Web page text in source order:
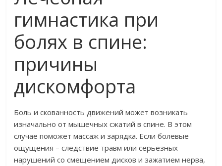
гимнастика при
болях в спине:
причины
дискомфорта
Боль и скованность движений может возникать
изначально от мышечных сжатий в спине. В этом
случае поможет массаж и зарядка. Если болевые
ощущения – следствие травм или серьезных
нарушений со смещением дисков и зажатием нерва,